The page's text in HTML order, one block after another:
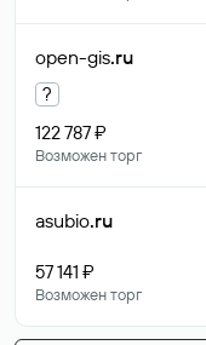
open-gis.ru
?
122 787 ₽
Возможен торг
asubio.ru
57 141 ₽
Возможен торг